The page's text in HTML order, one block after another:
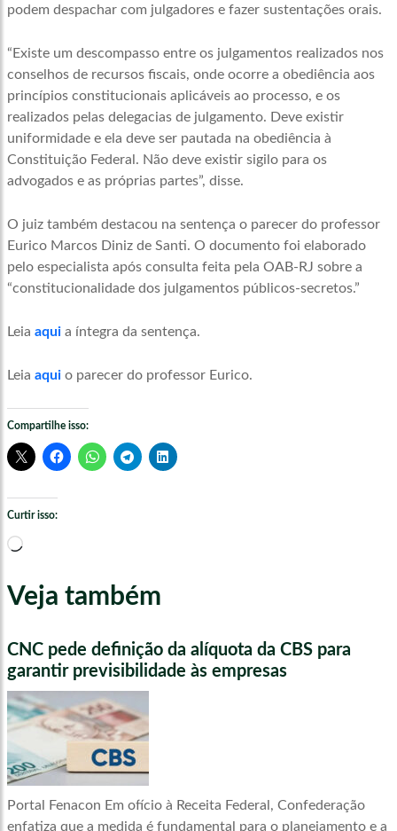
podem despachar com julgadores e fazer sustentações orais.
“Existe um descompasso entre os julgamentos realizados nos
conselhos de recursos fiscais, onde ocorre a obediência aos
princípios constitucionais aplicáveis ao processo, e os
realizados pelas delegacias de julgamento. Deve existir
uniformidade e ela deve ser pautada na obediência à
Constituição Federal. Não deve existir sigilo para os
advogados e as próprias partes”, disse.
O juiz também destacou na sentença o parecer do professor
Eurico Marcos Diniz de Santi. O documento foi elaborado
pelo especialista após consulta feita pela OAB-RJ sobre a
“constitucionalidade dos julgamentos públicos-secretos.”
Leia aqui a íntegra da sentença.
Leia aqui o parecer do professor Eurico.
Compartilhe isso:
Curtir isso:
Carregando...
Veja também
CNC pede definição da alíquota da CBS para
garantir previsibilidade às empresas
Portal Fenacon Em ofício à Receita Federal, Confederação
enfatiza que a medida é fundamental para o planejamento e a